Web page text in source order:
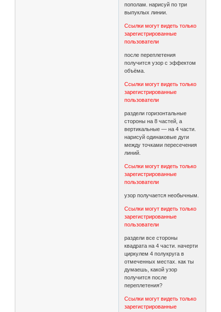
пополам. нарисуй по три
выпуклых линии.
Ссылки могут видеть только
зарегистрированные
пользователи
после переплетения
получится узор с эффектом
объёма.
Ссылки могут видеть только
зарегистрированные
пользователи
раздели горизонтальные
стороны на 8 частей, а
вертикальные — на 4 части.
нарисуй одинаковые дуги
между точками пересечения
линий.
Ссылки могут видеть только
зарегистрированные
пользователи
узор получается необычным.
Ссылки могут видеть только
зарегистрированные
пользователи
раздели все стороны
квадрата на 4 части. начерти
циркулем 4 полукруга в
отмеченных местах. как ты
думаешь, какой узор
получится после
переплетения?
Ссылки могут видеть только
зарегистрированные